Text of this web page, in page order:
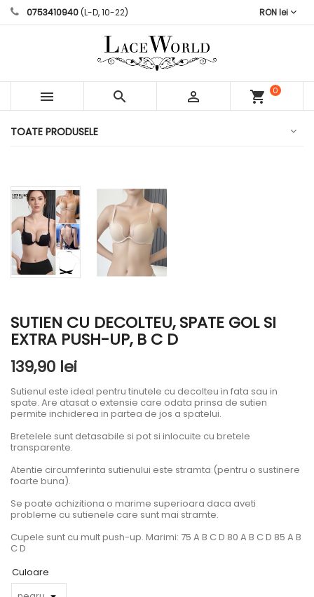
0753410940(L-D, 10-22) RON lei
   shopping_cart
0
TOATE PRODUSELE
SUTIEN CU DECOLTEU, SPATE GOL SI
EXTRA PUSH-UP, B C D
139,90 lei
Sutienul este ideal pentru tinutele cu decolteu in fata sau in
spate. Are atasat o extensie care odata prinsa de sutien
permite inchiderea in partea de jos a spatelui.
Bretelele sunt detasabile si pot si inlocuite cu bretele
transparente.
Atentie circumferinta sutienului este stramta (pentru o sustinere
foarte buna).
Se poate achizitiona o marime superioara daca aveti
probleme cu sutienele care sunt mai stramte.
Cupele sunt cu mult push-up. Marimi: 75 A B C D 80 A B C D 85 A B
C D
Culoare